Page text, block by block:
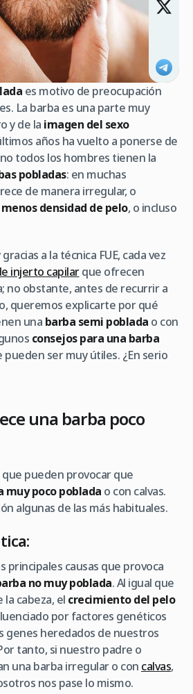
es motivo de preocupación
La barba es una parte muy
y de la imagen del sexo
años ha vuelto a ponerse de
todos los hombres tienen la
pobladas: en muchas
de manera irregular, o
densidad de pelo, o incluso
a la técnica FUE, cada vez
injerto capilarque ofrecen
no obstante, antes de recurrir a
queremos explicarte por qué
una barba semi poblada o con
consejos para una barba
pueden ser muy útiles. ¿En serio
una barba poco
que pueden provocar que
muy poco poblada o con calvas.
algunas de las más habituales.
principales causas que provoca
no muy poblada. Al igual que
cabeza, el crecimiento del pelo
por factores genéticos
genes heredados de nuestros
tanto, si nuestro padre o
una barba irregular o con calvas,
nos pase lo mismo.